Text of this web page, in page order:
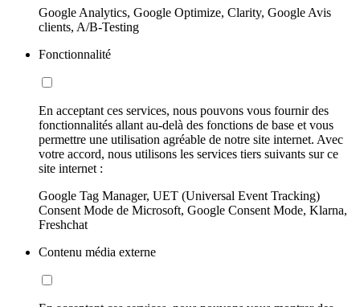
Google Analytics, Google Optimize, Clarity, Google Avis
clients, A/B-Testing
Fonctionnalité
En acceptant ces services, nous pouvons vous fournir des
fonctionnalités allant au-delà des fonctions de base et vous
permettre une utilisation agréable de notre site internet. Avec
votre accord, nous utilisons les services tiers suivants sur ce
site internet :
Google Tag Manager, UET (Universal Event Tracking)
Consent Mode de Microsoft, Google Consent Mode, Klarna,
Freshchat
Contenu média externe